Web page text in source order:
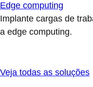
Edge computing
Implante cargas de
a edge computing.
Veja todas as soluções